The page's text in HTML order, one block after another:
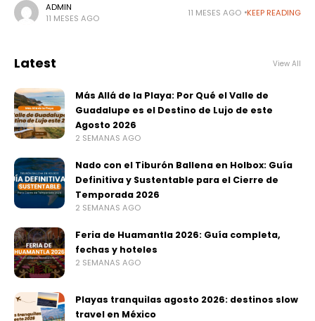
esconde joyas secretas donde la paz
ADMIN
11 MESES AGO
11 MESES AGO KEEP READING
Latest View All
Más Allá de la Playa: Por Qué el Valle de
Guadalupe es el Destino de Lujo de este
Agosto 2026
2 SEMANAS AGO
Nado con el Tiburón Ballena en Holbox: Guía
Definitiva y Sustentable para el Cierre de
Temporada 2026
2 SEMANAS AGO
Feria de Huamantla 2026: Guía completa,
fechas y hoteles
2 SEMANAS AGO
Playas tranquilas agosto 2026: destinos slow
travel en México